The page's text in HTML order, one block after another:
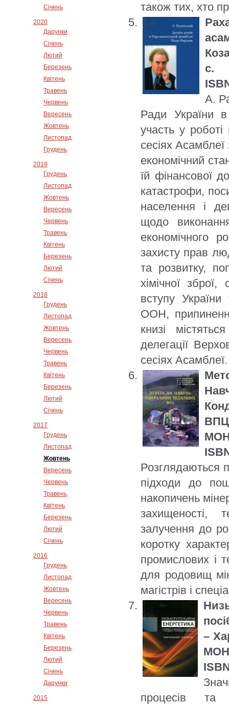
Січень
2020
Дарунки
Січень
Лютий
Березень
Квітень
Травень
Червень
Вересень
Жовтень
Листопад
Грудень
2019
Грудень
Листопад
Жовтень
Вересень
Червень
Травень
Квітень
Березень
Лютий
Січень
2018
Грудень
Листопад
Жовтень
Вересень
Червень
Травень
Квітень
Березень
Лютий
Січень
2017
Грудень
Листопад
Жовтень
Вересень
Червень
Травень
Квітень
Березень
Лютий
Січень
2016
Грудень
Листопад
Жовтень
Вересень
Червень
Травень
Квітень
Березень
Лютий
Січень
Дарунки
2015
також тих, хто
с.
А.
Ради України
участь у
сесіях Асамблеї
економічний
їй фінансової
катастрофи,
населення і
щодо
економічного
захисту прав
та розвитку,
хімічної
вступу України
ООН,
книзі
делегації
сесіях Асамблеї.
ВПЦ
МОН
Розглядаються
підходи до
накопичень
захищеності,
залучення до
коротку
промислових і
для родовищ
магістрів і
–
МОН
процесів та